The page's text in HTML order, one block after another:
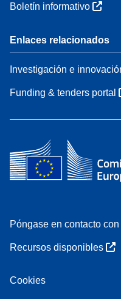
Boletín informativo
Enlaces relacionados
Investigación e
Funding & tenders portal
Póngase en contacto
Recursos disponibles
Cookies